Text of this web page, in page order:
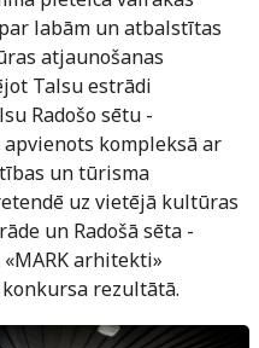
labām un atbalstītas
atjaunošanas
Talsu estrādi
Radošo sētu -
kompleksā ar
un tūrisma
uz vietējā kultūras
un Radošā sēta -
arhitekti»
rezultātā.